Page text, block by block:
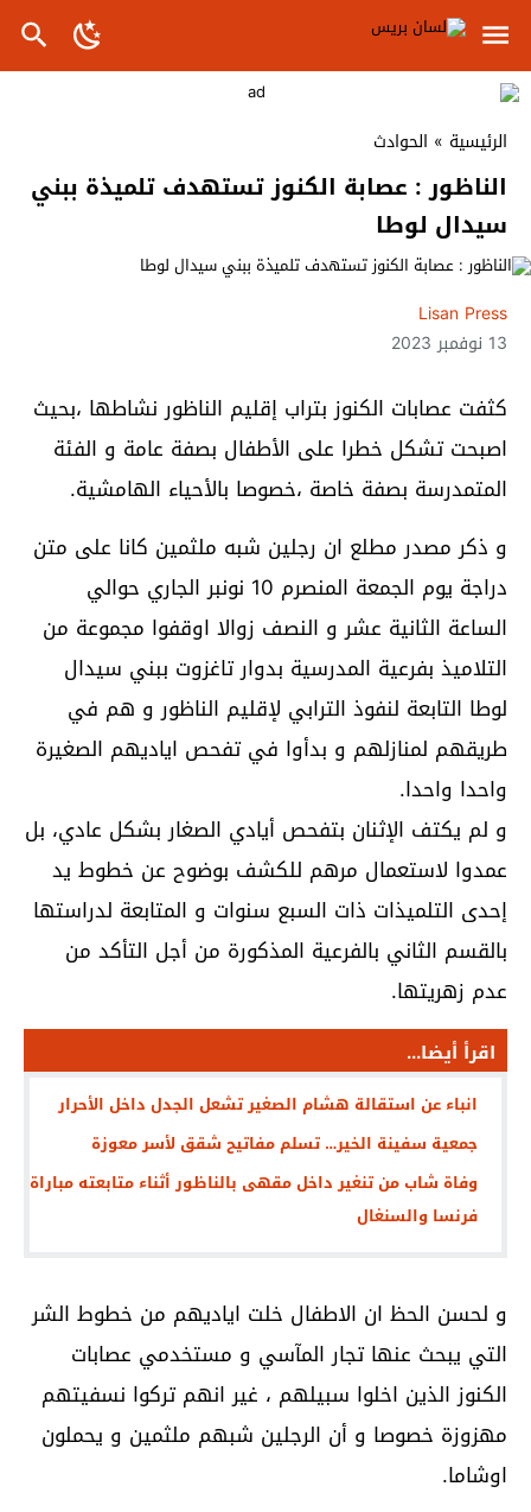
الرئيسية » الحوادث
الناظور : عصابة الكنوز تستهدف تلميذة ببني
سيدال لوطا
Lisan Press
13 نوفمبر 2023
كثفت عصابات الكنوز بتراب إقليم الناظور نشاطها ،بحيث
اصبحت تشكل خطرا على الأطفال بصفة عامة و الفئة
المتمدرسة بصفة خاصة ،خصوصا بالأحياء الهامشية.
و ذكر مصدر مطلع ان رجلين شبه ملثمين كانا على متن
دراجة يوم الجمعة المنصرم 10 نونبر الجاري حوالي
الساعة الثانية عشر و النصف زوالا اوقفوا مجموعة من
التلاميذ بفرعية المدرسية بدوار تاغزوت ببني سيدال
لوطا التابعة لنفوذ الترابي لإقليم الناظور و هم في
طريقهم لمنازلهم و بدأوا في تفحص اياديهم الصغيرة
واحدا واحدا.
و لم يكتف الإثنان بتفحص أيادي الصغار بشكل عادي، بل
عمدوا لاستعمال مرهم للكشف بوضوح عن خطوط يد
إحدى التلميذات ذات السبع سنوات و المتابعة لدراستها
بالقسم الثاني بالفرعية المذكورة من أجل التأكد من
عدم زهريتها.
اقرأ أيضا...
انباء عن استقالة هشام الصغير تشعل الجدل داخل الأحرار
جمعية سفينة الخير… تسلم مفاتيح شقق لأسر معوزة
وفاة شاب من تنغير داخل مقهى بالناظور أثناء متابعته مباراة
فرنسا والسنغال
و لحسن الحظ ان الاطفال خلت اياديهم من خطوط الشر
التي يبحث عنها تجار المآسي و مستخدمي عصابات
الكنوز الذين اخلوا سبيلهم ، غير انهم تركوا نسفيتهم
مهزوزة خصوصا و أن الرجلين شبهم ملثمين و يحملون
اوشاما.